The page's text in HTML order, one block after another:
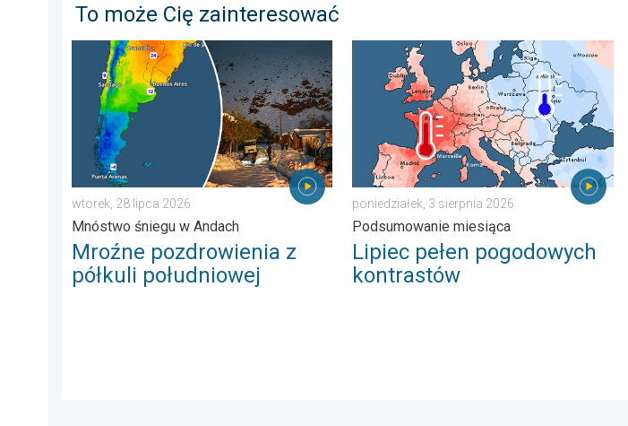
To może Cię zainteresować
Mroźne pozdrowienia z półkuli południowej. Mnóstwo śniegu w Andach. . . wtorek, 28
wtorek, 28 lipca 2026
Mnóstwo śniegu w Andach
Mroźne pozdrowienia z
półkuli południowej
Lipiec pełen pogodowych kontrastów.
poniedziałek, 3 sierpnia 2026
Podsumowanie miesiąca
Lipiec pełen pogodowych
kontrastów